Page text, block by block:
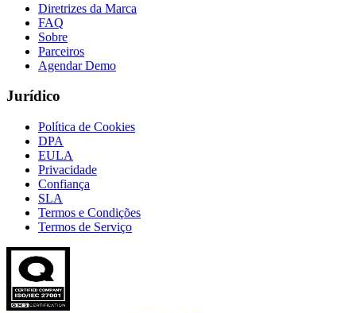
Diretrizes da Marca
FAQ
Sobre
Parceiros
Agendar Demo
Jurídico
Política de Cookies
DPA
EULA
Privacidade
Confiança
SLA
Termos e Condições
Termos de Serviço